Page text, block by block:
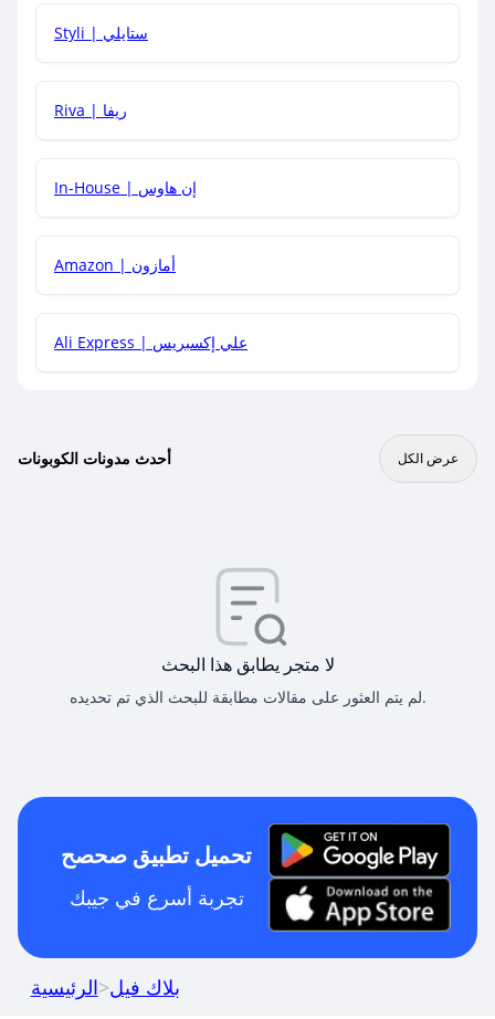
هل يمكنني جمع كود خصم مع العروض الأخرى؟
Styli | ستايلي
Riva | ريفا
In-House | إن هاوس
Amazon | أمازون
Ali Express | علي إكسبريس
أحدث مدونات الكوبونات عرض الكل
لا متجر يطابق هذا البحث
لم يتم العثور على مقالات مطابقة للبحث الذي تم تحديده.
تحميل تطبيق صحصح
تجربة أسرع في جيبك
الرئيسية>بلاك فيل